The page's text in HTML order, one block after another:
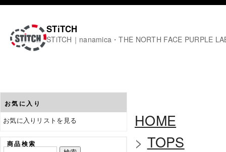
STiTCH
STiTCH｜nanamica・THE NORTH FACE PURPLE
お気に入り
お気に入りリストを見る
商品検索
HOME
> TOPS